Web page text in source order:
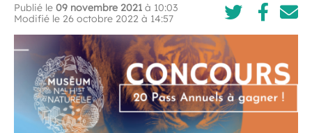
Publié le 09 novembre 2021 à 10:03
Modifié le 26 octobre 2022 à 14:57